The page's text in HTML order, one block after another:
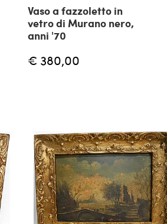
Vaso a fazzoletto in
vetro di Murano nero,
anni '70
€ 380,00